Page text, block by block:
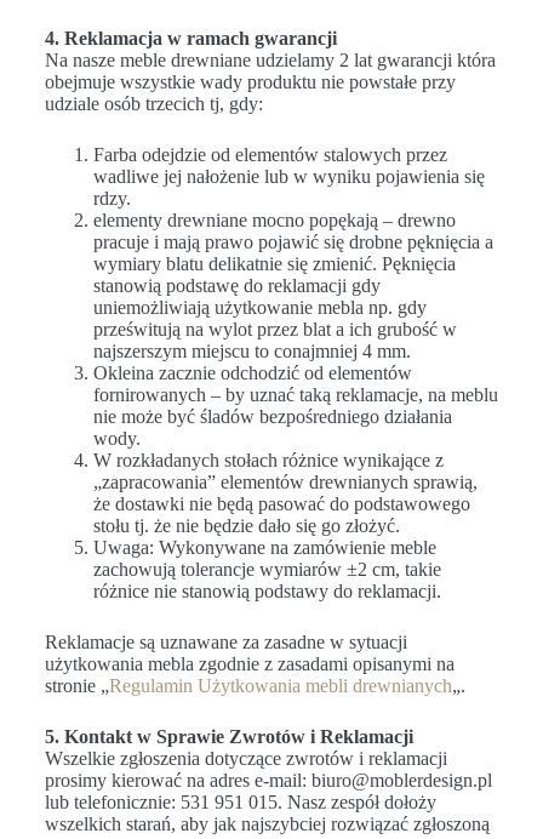
4. Reklamacja w ramach gwarancji
Na nasze meble drewniane udzielamy 2 lat gwarancji która
obejmuje wszystkie wady produktu nie powstałe przy
udziale osób trzecich tj, gdy:
Farba odejdzie od elementów stalowych przez
wadliwe jej nałożenie lub w wyniku pojawienia się
rdzy.
elementy drewniane mocno popękają – drewno
pracuje i mają prawo pojawić się drobne pęknięcia a
wymiary blatu delikatnie się zmienić. Pęknięcia
stanowią podstawę do reklamacji gdy
uniemożliwiają użytkowanie mebla np. gdy
prześwitują na wylot przez blat a ich grubość w
najszerszym miejscu to conajmniej 4 mm.
Okleina zacznie odchodzić od elementów
fornirowanych – by uznać taką reklamacje, na meblu
nie może być śladów bezpośredniego działania
wody.
W rozkładanych stołach różnice wynikające z
„zapracowania” elementów drewnianych sprawią,
że dostawki nie będą pasować do podstawowego
stołu tj. że nie będzie dało się go złożyć.
Uwaga: Wykonywane na zamówienie meble
zachowują tolerancje wymiarów ±2 cm, takie
różnice nie stanowią podstawy do reklamacji.
Reklamacje są uznawane za zasadne w sytuacji
użytkowania mebla zgodnie z zasadami opisanymi na
stronie „Regulamin Użytkowania mebli drewnianych„.
5. Kontakt w Sprawie Zwrotów i Reklamacji
Wszelkie zgłoszenia dotyczące zwrotów i reklamacji
prosimy kierować na adres e-mail: biuro@moblerdesign.pl
lub telefonicznie: 531 951 015. Nasz zespół dołoży
wszelkich starań, aby jak najszybciej rozwiązać zgłoszoną